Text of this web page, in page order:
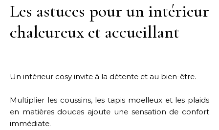
Les astuces pour un intérieur
chaleureux et accueillant
Un intérieur cosy invite à la détente et au bien-être.
Multiplier les coussins, les tapis moelleux et les plaids
en matières douces ajoute une sensation de confort
immédiate.